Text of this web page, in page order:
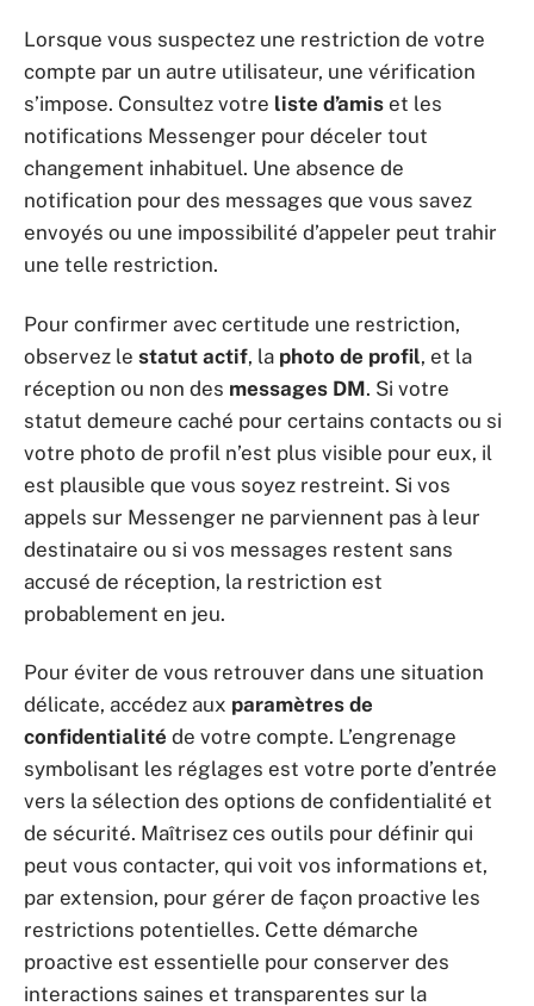
Lorsque vous suspectez une restriction de votre
compte par un autre utilisateur, une vérification
s’impose. Consultez votre liste d’amis et les
notifications Messenger pour déceler tout
changement inhabituel. Une absence de
notification pour des messages que vous savez
envoyés ou une impossibilité d’appeler peut trahir
une telle restriction.
Pour confirmer avec certitude une restriction,
observez le statut actif, la photo de profil, et la
réception ou non des messages DM. Si votre
statut demeure caché pour certains contacts ou si
votre photo de profil n’est plus visible pour eux, il
est plausible que vous soyez restreint. Si vos
appels sur Messenger ne parviennent pas à leur
destinataire ou si vos messages restent sans
accusé de réception, la restriction est
probablement en jeu.
Pour éviter de vous retrouver dans une situation
délicate, accédez aux paramètres de
confidentialité de votre compte. L’engrenage
symbolisant les réglages est votre porte d’entrée
vers la sélection des options de confidentialité et
de sécurité. Maîtrisez ces outils pour définir qui
peut vous contacter, qui voit vos informations et,
par extension, pour gérer de façon proactive les
restrictions potentielles. Cette démarche
proactive est essentielle pour conserver des
interactions saines et transparentes sur la